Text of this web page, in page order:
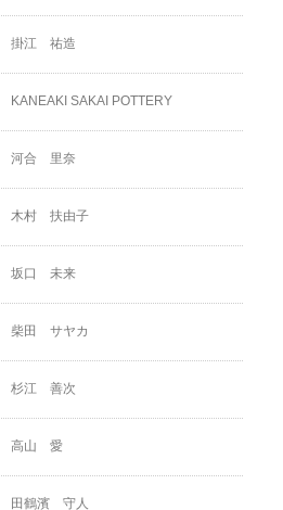
掛江 祐造
KANEAKI SAKAI POTTERY
河合 里奈
木村 扶由子
坂口 未来
柴田 サヤカ
杉江 善次
高山 愛
田鶴濱 守人